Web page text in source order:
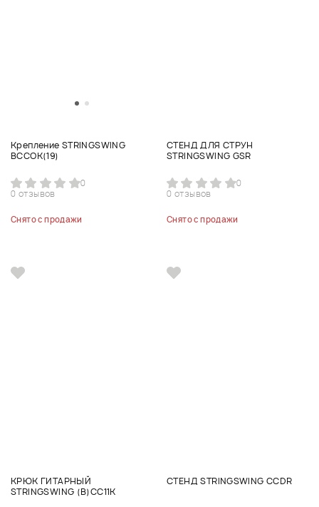
Крепление STRINGSWING
BCCOK(19)
0
0 отзывов
Снято с продажи
СТЕНД ДЛЯ СТРУН
STRINGSWING GSR
0
0 отзывов
Снято с продажи
КРЮК ГИТАРНЫЙ
STRINGSWING (B)CC11K
СТЕНД STRINGSWING CCDR